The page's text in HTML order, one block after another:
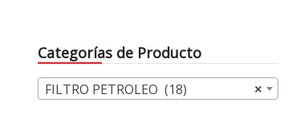
Categorías de Producto
×
FILTRO PETROLEO (18)